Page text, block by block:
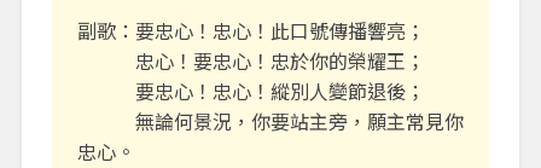
副歌：要忠心！忠心！此口號傳播響亮；
忠心！要忠心！忠於你的榮耀王；
要忠心！忠心！縱別人變節退後；
無論何景況，你要站主旁，願主常見你
忠心。